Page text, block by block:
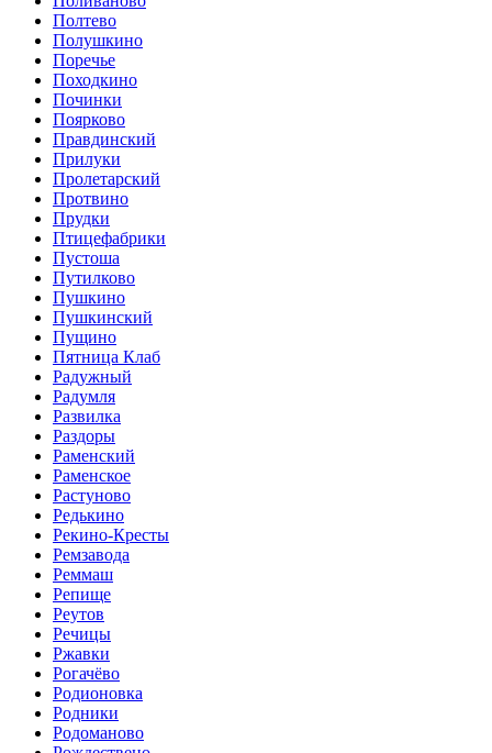
Полтево
Полушкино
Поречье
Походкино
Починки
Поярково
Правдинский
Прилуки
Пролетарский
Протвино
Прудки
Птицефабрики
Пустоша
Путилково
Пушкино
Пушкинский
Пущино
Пятница Клаб
Радужный
Радумля
Развилка
Раздоры
Раменский
Раменское
Растуново
Редькино
Рекино-Кресты
Ремзавода
Реммаш
Репище
Реутов
Речицы
Ржавки
Рогачёво
Родионовка
Родники
Родоманово